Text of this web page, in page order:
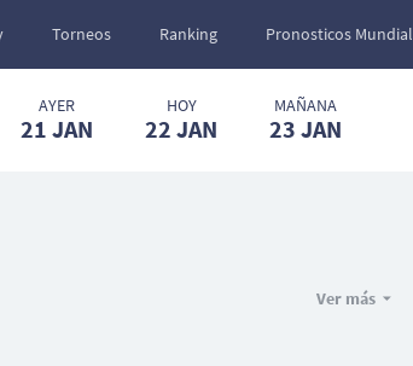
Torneos Ranking Pronosticos Mundial
AYER
21 JAN
HOY
22 JAN
MAÑANA
23 JAN
Ver más